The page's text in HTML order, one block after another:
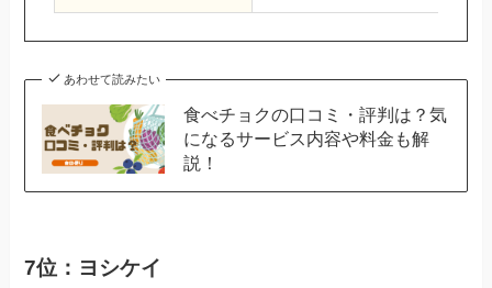
あわせて読みたい
食べチョクの口コミ・評判は？気
になるサービス内容や料金も解
説！
7位：ヨシケイ